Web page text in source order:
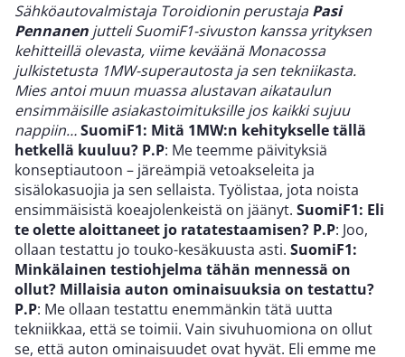
Sähköautovalmistaja Toroidionin perustajaPasi
Pennanen jutteli SuomiF1-sivuston kanssa yrityksen
kehitteillä olevasta, viime keväänä Monacossa
julkistetusta 1MW-superautosta ja sen tekniikasta.
Mies antoi muun muassa alustavan aikataulun
ensimmäisille asiakastoimituksille jos kaikki sujuu
nappiin…SuomiF1: Mitä 1MW:n kehitykselle tällä
hetkellä kuuluu? P.P: Me teemme päivityksiä
konseptiautoon – järeämpiä vetoakseleita ja
sisälokasuojia ja sen sellaista. Työlistaa, jota noista
ensimmäisistä koeajolenkeistä on jäänyt. SuomiF1: Eli
te olette aloittaneet jo ratatestaamisen? P.P: Joo,
ollaan testattu jo touko-kesäkuusta asti. SuomiF1:
Minkälainen testiohjelma tähän mennessä on
ollut? Millaisia auton ominaisuuksia on testattu?
P.P: Me ollaan testattu enemmänkin tätä uutta
tekniikkaa, että se toimii. Vain sivuhuomiona on ollut
se, että auton ominaisuudet ovat hyvät. Eli emme me